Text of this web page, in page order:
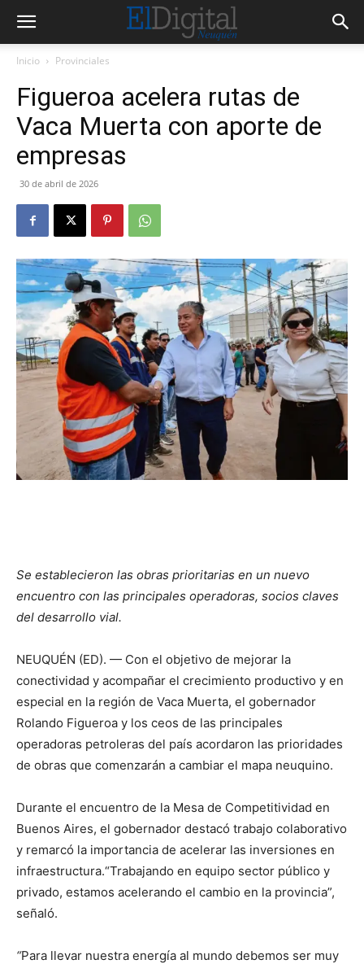
Inicio Provinciales
Figueroa acelera rutas de
Vaca Muerta con aporte de
empresas
30 de abril de 2026
Se establecieron las obras prioritarias en un nuevo
encuentro con las principales operadoras, socios claves
del desarrollo vial.
NEUQUÉN (ED). — Con el objetivo de mejorar la
conectividad y acompañar el crecimiento productivo y en
especial en la región de Vaca Muerta, el gobernador
Rolando Figueroa y los ceos de las principales
operadoras petroleras del país acordaron las prioridades
de obras que comenzarán a cambiar el mapa neuquino.
Durante el encuentro de la Mesa de Competitividad en
Buenos Aires, el gobernador destacó trabajo colaborativo
y remarcó la importancia de acelerar las inversiones en
infraestructura.“Trabajando en equipo sector público y
privado, estamos acelerando el cambio en la provincia”,
señaló.
“Para llevar nuestra energía al mundo debemos ser muy